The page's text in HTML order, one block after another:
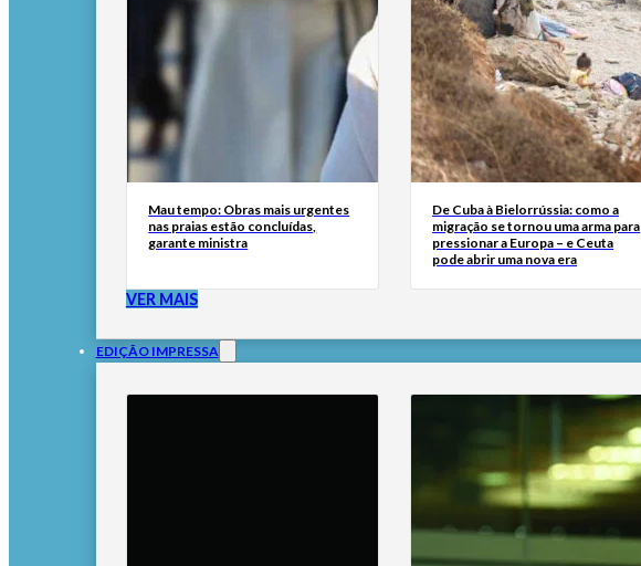
Mau tempo: Obras mais urgentes
nas praias estão concluídas,
garante ministra
De Cuba à Bielorrússia: como a
migração se tornou uma arma para
pressionar a Europa – e Ceuta
pode abrir uma nova era
VER MAIS
EDIÇÃO IMPRESSA